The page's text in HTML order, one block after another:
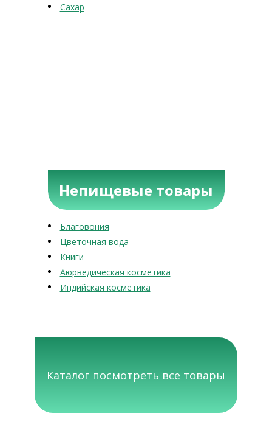
Сахар
Непищевые товары
Благовония
Цветочная вода
Книги
Аюрведическая косметика
Индийская косметика
Каталог посмотреть все товары